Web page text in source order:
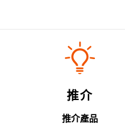
推介
推介產品